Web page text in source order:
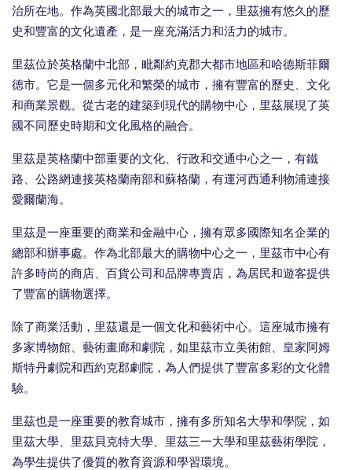
治所在地。作為英國北部最大的城市之一，里茲擁有悠久的歷
史和豐富的文化遺產，是一座充滿活力和活力的城市。
里茲位於英格蘭中北部，毗鄰約克郡大都市地區和哈德斯菲爾
德市。它是一個多元化和繁榮的城市，擁有豐富的歷史、文化
和商業景觀。從古老的建築到現代的購物中心，里茲展現了英
國不同歷史時期和文化風格的融合。
里茲是英格蘭中部重要的文化、行政和交通中心之一，有鐵
路、公路網連接英格蘭南部和蘇格蘭，有運河西通利物浦連接
愛爾蘭海。
里茲是一座重要的商業和金融中心，擁有眾多國際知名企業的
總部和辦事處。作為北部最大的購物中心之一，里茲市中心有
許多時尚的商店、百貨公司和品牌專賣店，為居民和遊客提供
了豐富的購物選擇。
除了商業活動，里茲還是一個文化和藝術中心。這座城市擁有
多家博物館、藝術畫廊和劇院，如里茲市立美術館、皇家阿姆
斯特丹劇院和西約克郡劇院，為人們提供了豐富多彩的文化體
驗。
里茲也是一座重要的教育城市，擁有多所知名大學和學院，如
里茲大學、里茲貝克特大學、里茲三一大學和里茲藝術學院，
為學生提供了優質的教育資源和學習環境。